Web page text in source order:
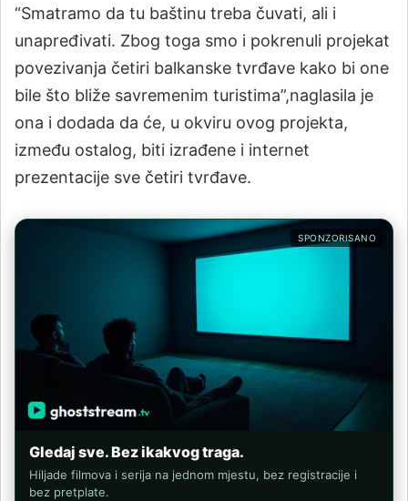
“Smatramo da tu baštinu treba čuvati, ali i
unapređivati. Zbog toga smo i pokrenuli projekat
povezivanja četiri balkanske tvrđave kako bi one
bile što bliže savremenim turistima”,naglasila je
ona i dodada da će, u okviru ovog projekta,
između ostalog, biti izrađene i internet
prezentacije sve četiri tvrđave.
SPONZORISANO
Gledaj sve. Bez ikakvog traga.
Hiljade filmova i serija na jednom mjestu, bez registracije i
bez pretplate.